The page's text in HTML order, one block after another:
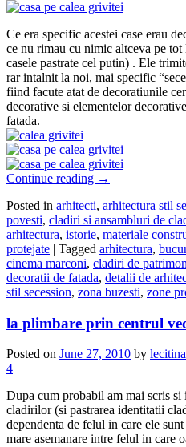
Ce era specific acestei case erau
ce nu rimau cu nimic altceva pe
casele pastrate cel putin) . Ele
rar intalnit la noi, mai specific
fiind facute atat de decoratiunile
decorative si elementelor
fatada.
Continue reading →
Posted in arhitecti, arhitectura stil
povesti, cladiri si ansambluri de
arhitectura, istorie, materiale
protejate | Tagged arhitectura,
cinema marconi, cladiri de
decoratii de fatada, detalii de
stil secession, zona buzesti, zone
la plimbare prin centrul
Posted on June 27, 2010 by lecitina
4
Dupa cum probabil am mai scris si
cladirilor (si pastrarea identitatii
dependenta de felul in care ele
mare asemanare intre felul in care